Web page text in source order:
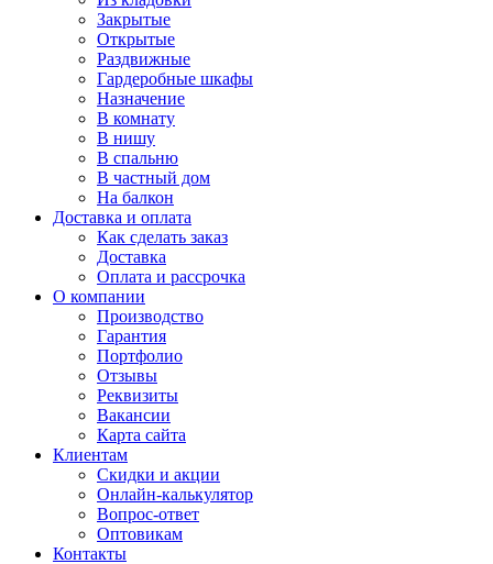
Закрытые
Открытые
Раздвижные
Гардеробные шкафы
Назначение
В комнату
В нишу
В спальню
В частный дом
На балкон
Доставка и оплата
Как сделать заказ
Доставка
Оплата и рассрочка
О компании
Производство
Гарантия
Портфолио
Отзывы
Реквизиты
Вакансии
Карта сайта
Клиентам
Скидки и акции
Онлайн-калькулятор
Вопрос-ответ
Оптовикам
Контакты